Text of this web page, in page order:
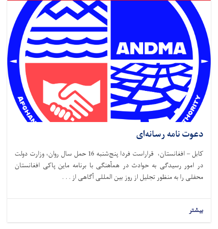
دعوت نامه رسانه‌ای
کابل – افغانستان، قراراست فردا پنج‌شنبه 16 حمل سال روان، وزارت دولت
در امور رسیدگی به حوادث در همآهنگی با برنامه ماین پاکی افغانستان
محفلی را به منظور تجلیل از روز بین المللی آگاهی از . . .
بیشتر